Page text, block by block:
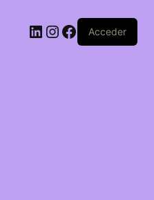
LinkedIn
Instagram
Facebook
Acceder